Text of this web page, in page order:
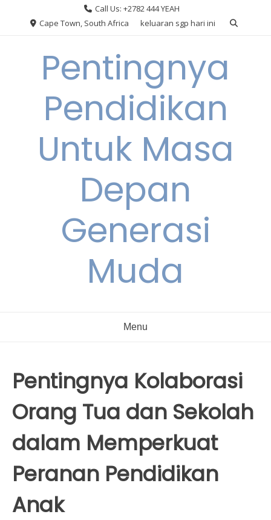
Call Us: +2782 444 YEAH
Cape Town, South Africa
keluaran sgp hari ini
Pentingnya
Pendidikan
Untuk Masa
Depan
Generasi
Muda
Menu
Pentingnya Kolaborasi
Orang Tua dan Sekolah
dalam Memperkuat
Peranan Pendidikan
Anak